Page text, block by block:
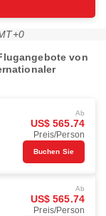
von
Ab
US$ 565.74
Preis/Person
Buchen Sie
Ab
US$ 565.74
Preis/Person